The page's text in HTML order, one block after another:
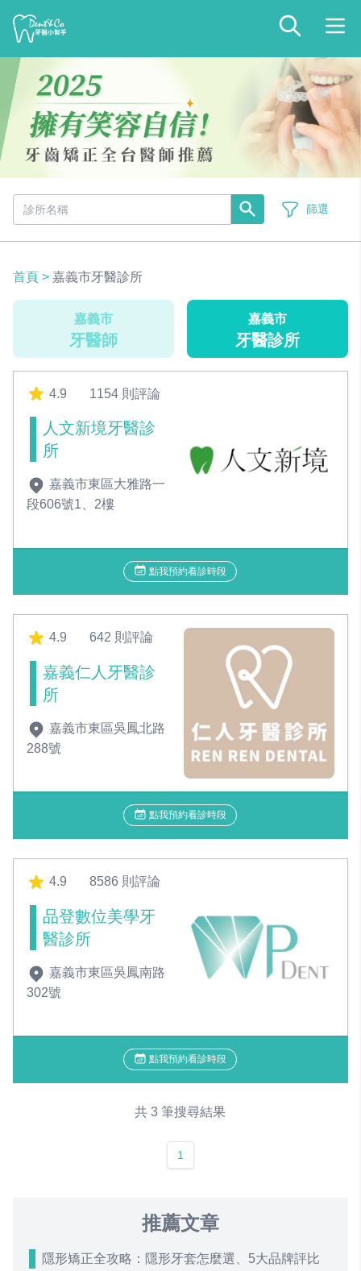
篩選
首頁 > 嘉義市牙醫診所
嘉義市
牙醫師
嘉義市
牙醫診所
4.9 1154 則評論
人文新境牙醫診
所
嘉義市東區大雅路一
段606號1、2樓
點我預約看診時段
4.9 642 則評論
嘉義仁人牙醫診
所
嘉義市東區吳鳳北路
288號
點我預約看診時段
4.9 8586 則評論
品登數位美學牙
醫診所
嘉義市東區吳鳳南路
302號
點我預約看診時段
共 3 筆搜尋結果
1
推薦文章
隱形矯正全攻略：隱形牙套怎麼選、5大品牌評比